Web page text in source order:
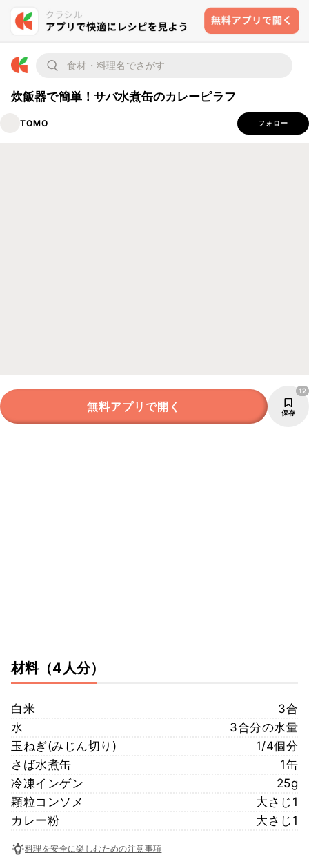
炊飯器で簡単！サバ水煮缶のカレーピラフ
TOMO フォロー
無料アプリで開く 保存
12
材料（4人分）
白米
3合
水
3合分の水量
玉ねぎ(みじん切り)
1/4個分
さば水煮缶
1缶
冷凍インゲン
25g
顆粒コンソメ
大さじ1
カレー粉
大さじ1
料理を安全に楽しむための注意事項